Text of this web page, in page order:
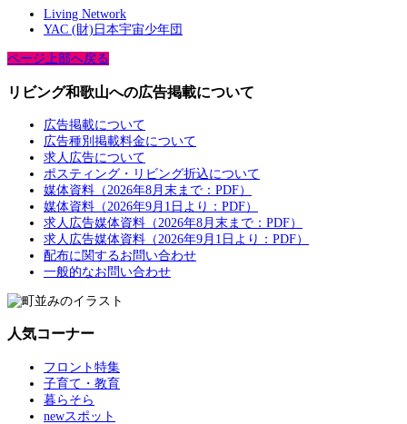
Living Network
YAC (財)日本宇宙少年団
ページ上部へ戻る
リビング和歌山への広告掲載について
広告掲載について
広告種別掲載料金について
求人広告について
ポスティング・リビング折込について
媒体資料（2026年8月末まで：PDF）
媒体資料（2026年9月1日より：PDF）
求人広告媒体資料（2026年8月末まで：PDF）
求人広告媒体資料（2026年9月1日より：PDF）
配布に関するお問い合わせ
一般的なお問い合わせ
人気コーナー
フロント特集
子育て・教育
暮らそら
newスポット